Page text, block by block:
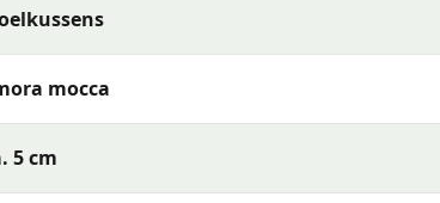
of reinig de stof met een vochtige doek
het opbergt. Berg kussens op in een
mocca
5 cm